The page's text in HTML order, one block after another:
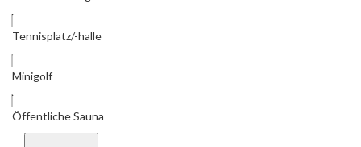
Tennisplatz/-halle
Minigolf
Öffentliche Sauna